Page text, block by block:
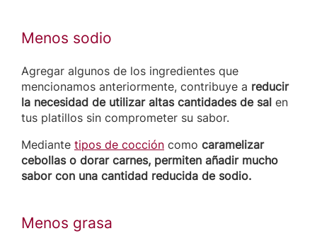
Menos sodio
Agregar algunos de los ingredientes que
mencionamos anteriormente, contribuye a reducir
la necesidad de utilizar altas cantidades de sal en
tus platillos sin comprometer su sabor.
Mediante tipos de cocción como caramelizar
cebollas o dorar carnes, permiten añadir mucho
sabor con una cantidad reducida de sodio.
Menos grasa